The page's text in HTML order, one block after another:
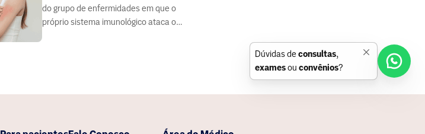
do grupo de enfermidades em que o
próprio sistema imunológico ataca o
Dúvidas deconsultas,
examesou convênios?